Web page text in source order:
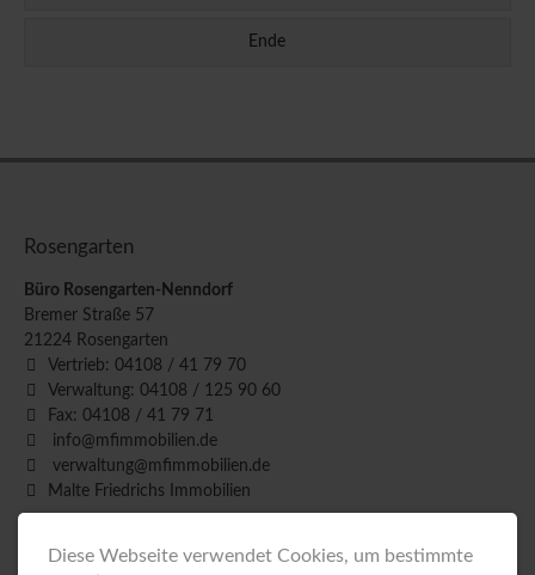
Ende
Rosengarten
Büro Rosengarten-Nenndorf
Bremer Straße 57
21224 Rosengarten
Vertrieb: 04108 / 41 79 70
Verwaltung: 04108 / 125 90 60
Fax: 04108 / 41 79 71
info@mfimmobilien.de
verwaltung@mfimmobilien.de
Malte Friedrichs Immobilien
Buchholz
Diese Webseite verwendet Cookies, um bestimmte